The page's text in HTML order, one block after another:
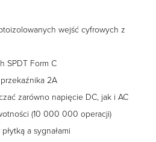
wejść cyfrowych z
SPDT Form C
2A
zarówno napięcie DC, jak i AC
(10 000 000 operacji)
a sygnałami